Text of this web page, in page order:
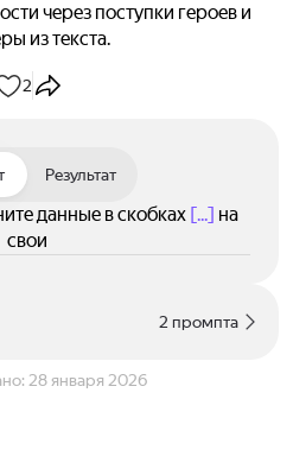
через поступки героев и
из текста.
2
Результат
данные в скобках [...] на
свои
2 промпта
28 января 2026